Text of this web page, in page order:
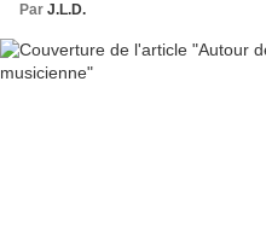
Par J.L.D.